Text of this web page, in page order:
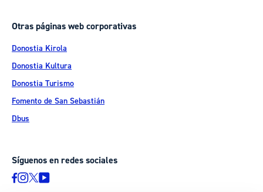
Otras páginas web corporativas
Donostia Kirola
Donostia Kultura
Donostia Turismo
Fomento de San Sebastián
Dbus
Síguenos en redes sociales